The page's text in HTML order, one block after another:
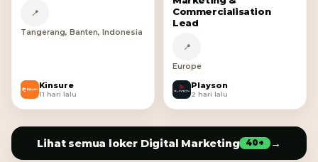
📍
Tangerang, Banten, Indonesia
K Kinsure
11 hari lalu
Commercialisation
Lead
📍
Europe
P Playson
2 hari lalu
Lihat semua loker Digital Marketing 40+ →